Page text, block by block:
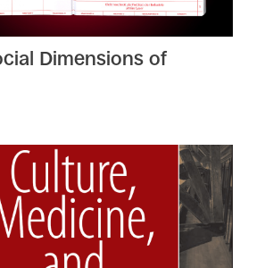
Dimensions of